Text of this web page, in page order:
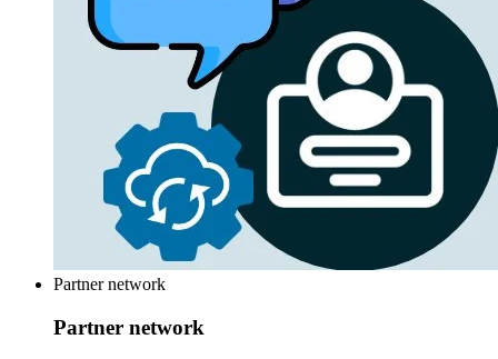
Partner network
Partner network